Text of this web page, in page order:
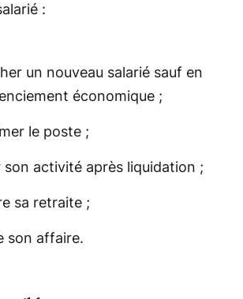
:
un nouveau salarié sauf en
économique ;
le poste ;
son activité après liquidation ;
sa retraite ;
son affaire.